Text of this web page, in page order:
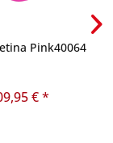
Pink40064
€ *